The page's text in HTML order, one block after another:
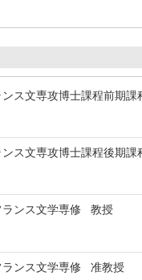
ス文専攻博士課程前期
ス文専攻博士課程後期
ンス文学専修 教授
ンス文学専修 准教授